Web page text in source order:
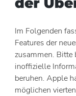
Im Folgenden
Features der
zusammen. Bitte
inoffizielle
beruhen. Apple
möglichen